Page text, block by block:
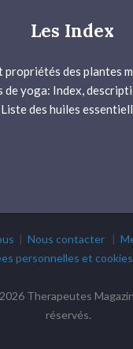
Les Index
propriétés des plantes
de yoga: Index,
Liste des huiles
| Nous contacter|
personnelles et cookies
Therapeutes
réservés.